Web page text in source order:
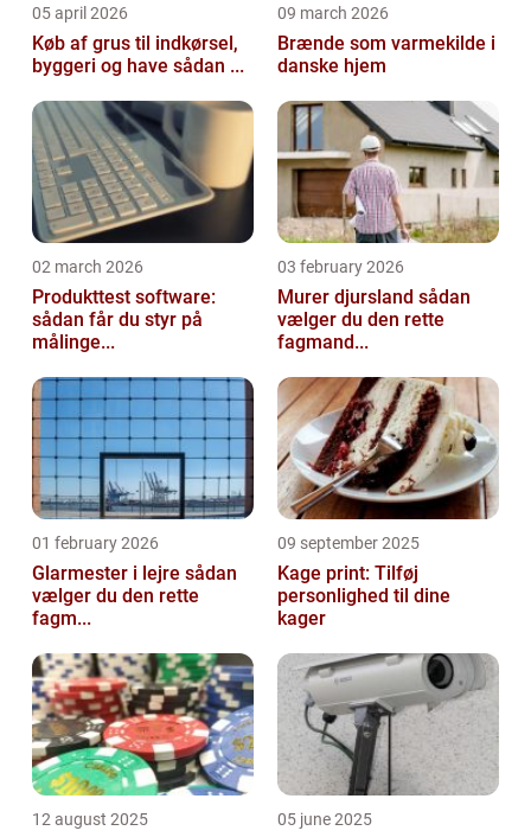
05 april 2026
Køb af grus til indkørsel,
byggeri og have sådan ...
09 march 2026
Brænde som varmekilde i
danske hjem
02 march 2026
Produkttest software:
sådan får du styr på
målinge...
03 february 2026
Murer djursland sådan
vælger du den rette
fagmand...
01 february 2026
Glarmester i lejre sådan
vælger du den rette
fagm...
09 september 2025
Kage print: Tilføj
personlighed til dine
kager
12 august 2025 05 june 2025